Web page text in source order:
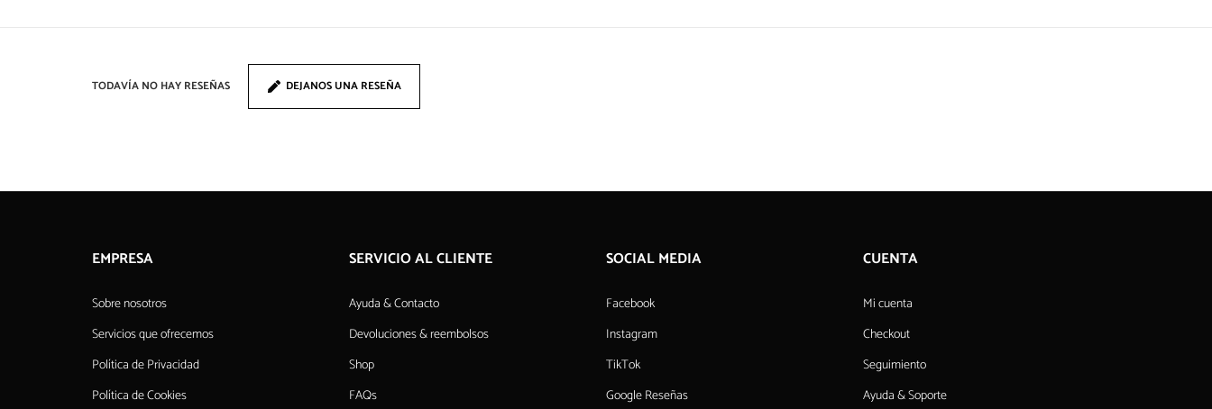
TODAVÍA NO HAY RESEÑAS DEJANOS UNA RESEÑA
EMPRESA
Sobre nosotros
Servicios que ofrecemos
Política de Privacidad
Política de Cookies
SERVICIO AL CLIENTE
Ayuda & Contacto
Devoluciones & reembolsos
Shop
FAQs
SOCIAL MEDIA
Facebook
Instagram
TikTok
Google Reseñas
CUENTA
Mi cuenta
Checkout
Seguimiento
Ayuda & Soporte